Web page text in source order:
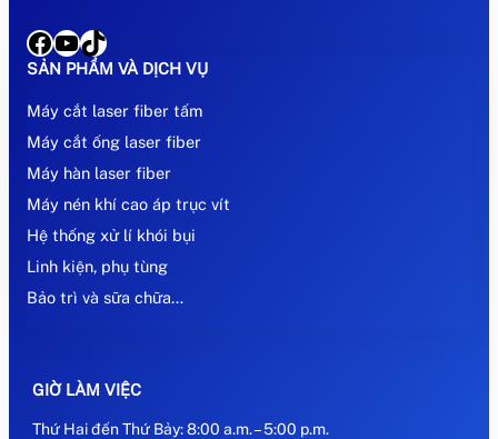
Facebook YouTube TikTok
SẢN PHẨM VÀ DỊCH VỤ
Máy cắt laser fiber tấm
Máy cắt ống laser fiber
Máy hàn laser fiber
Máy nén khí cao áp trục vít
Hệ thống xử lí khói bụi
Linh kiện, phụ tùng
Bảo trì và sữa chữa…
GIỜ LÀM VIỆC
Thứ Hai đến Thứ Bảy: 8:00 a.m. – 5:00 p.m.